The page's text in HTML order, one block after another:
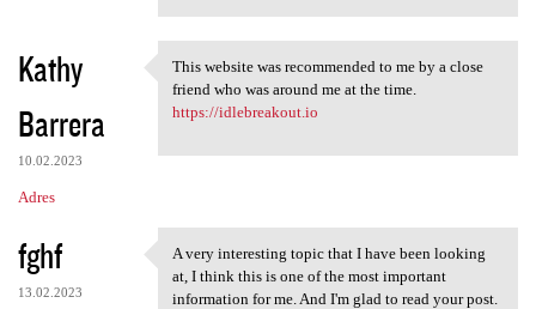
Kathy
Barrera
10.02.2023
Adres
This website was recommended
This website was recommended to me by a close
friend who was around me at the time.
https://idlebreakout.io
fghf
13.02.2023
A very interesting topic that
A very interesting topic that I have been looking
at, I think this is one of the most important
information for me. And I'm glad to read your post.